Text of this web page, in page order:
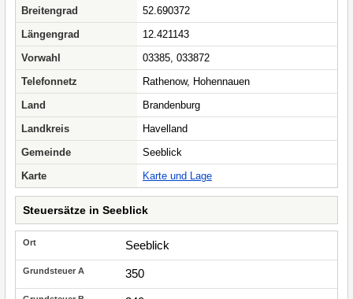
Breitengrad
52.690372
Längengrad
12.421143
Vorwahl
03385, 033872
Telefonnetz
Rathenow, Hohennauen
Land
Brandenburg
Landkreis
Havelland
Gemeinde
Seeblick
Karte
Karte und Lage
Steuersätze in Seeblick
Seeblick
350